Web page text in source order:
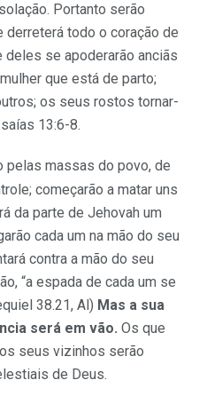
Portanto serão
todo o coração de
deles se apoderarão anciãs
que está de parto;
os seus rostos tornar-
13:6-8.
pelas massas do povo, de
começarão a matar uns
da parte de Jehovah um
cada um na mão do seu
contra a mão do seu
“a espada de cada um se
38.21, Al) Mas a sua
será em vão. Os que
seus vizinhos serão
de Deus.